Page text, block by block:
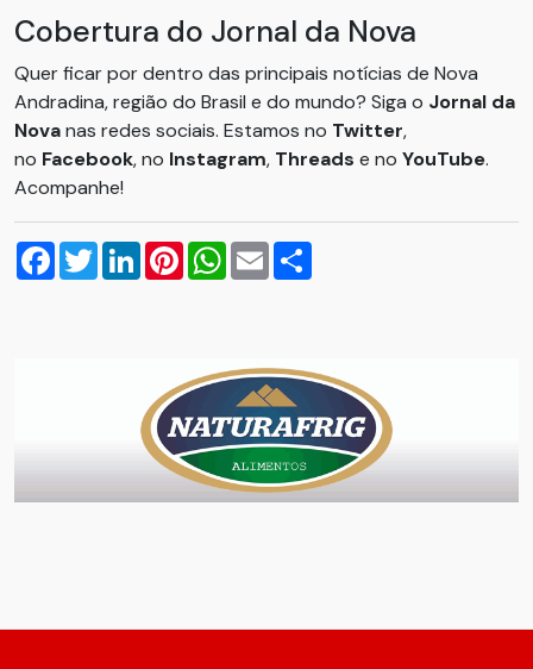
Cobertura do Jornal da Nova
Quer ficar por dentro das principais notícias de Nova
Andradina, região do Brasil e do mundo? Siga o Jornal da
Novanas redes sociais. Estamos no Twitter,
no Facebook, no Instagram, Threads e no YouTube.
Acompanhe!
Facebook
TwitterLinkedInPinterestWhatsApp
Email